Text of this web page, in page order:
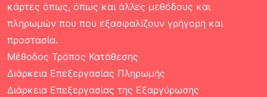
κάρτες όπως, όπως και άλλες μεθόδους και
πληρωμών που που εξασφαλίζουν γρήγορη και
προστασία.
Μέθοδος Τρόπος Κατάθεσης
Διάρκεια Επεξεργασίας Πληρωμής
Διάρκεια Επεξεργασίας της Εξαργύρωσης